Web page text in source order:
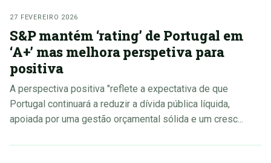
27 FEVEREIRO 2026
S&P mantém ‘rating’ de Portugal em
‘A+’ mas melhora perspetiva para
positiva
A perspectiva positiva "reflete a expectativa de que
Portugal continuará a reduzir a dívida pública líquida,
apoiada por uma gestão orçamental sólida e um cresc...